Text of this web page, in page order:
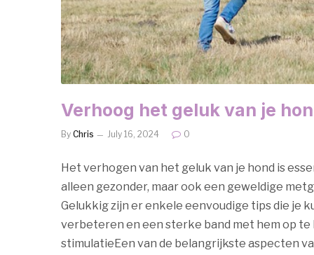
Verhoog het geluk van je
By Chris July 16, 2024 0
Het verhogen van het geluk van je hond is
alleen gezonder, maar ook een geweldige
Gelukkig zijn er enkele eenvoudige tips die je
verbeteren en een sterke band met hem op
stimulatieEen van de belangrijkste aspecten